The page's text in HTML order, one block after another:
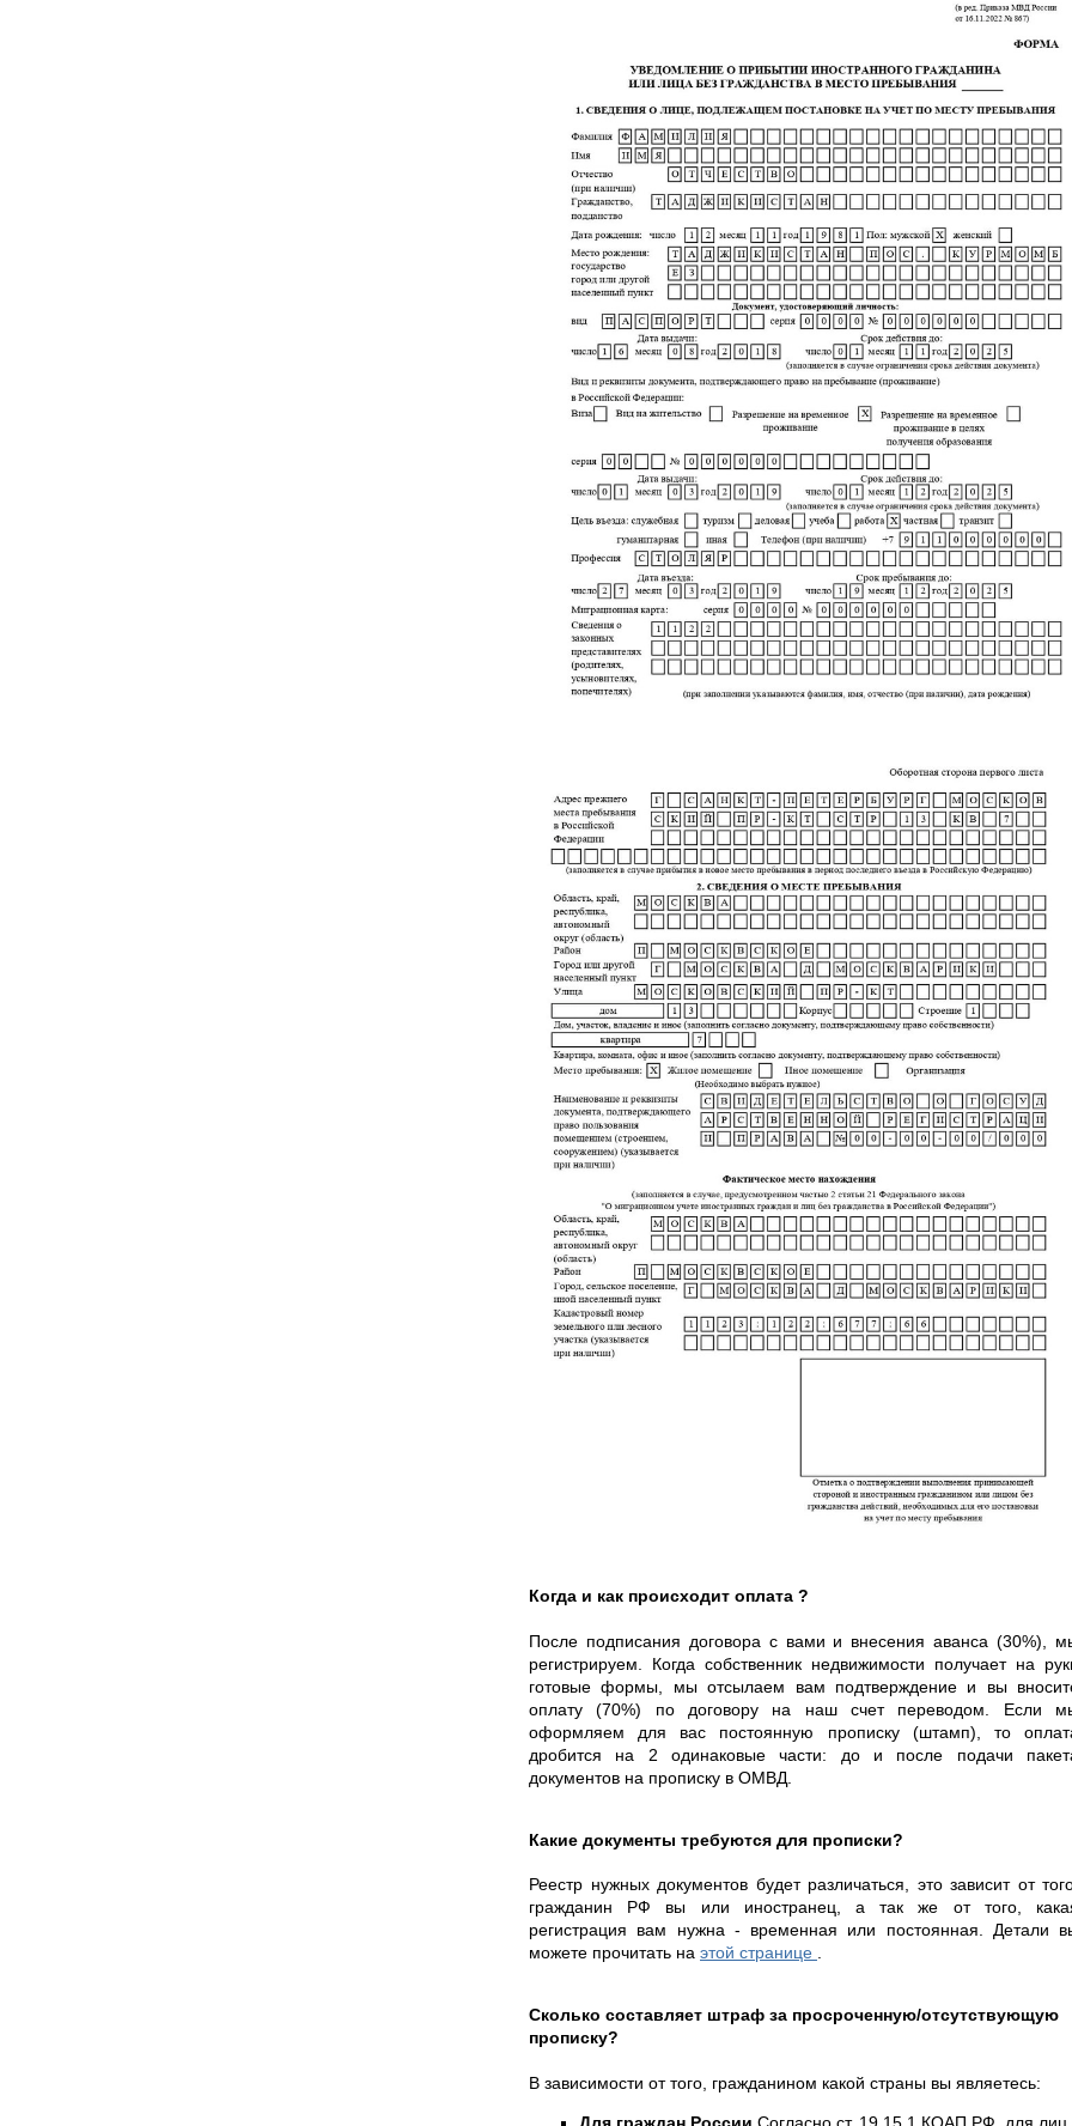
Когда и как происходит оплата ?
После подписания договора с вами и внесения аванса (30%),
регистрируем. Когда собственник недвижимости получает на
готовые формы, мы отсылаем вам подтверждение и вы
оплату (70%) по договору на наш счет переводом. Если
оформляем для вас постоянную прописку (штамп), то
дробится на 2 одинаковые части: до и после подачи
документов на прописку в ОМВД.
Какие документы требуются для прописки?
Реестр нужных документов будет различаться, это зависит от
гражданин РФ вы или иностранец, а так же от того,
регистрация вам нужна - временная или постоянная. Детали
можете прочитать на этой странице .
Сколько составляет штраф за просроченную/отсутствующую
прописку?
В зависимости от того, гражданином какой страны вы являетесь:
Для граждан России Согласно ст. 19.15.1 КОАП РФ, для лиц,